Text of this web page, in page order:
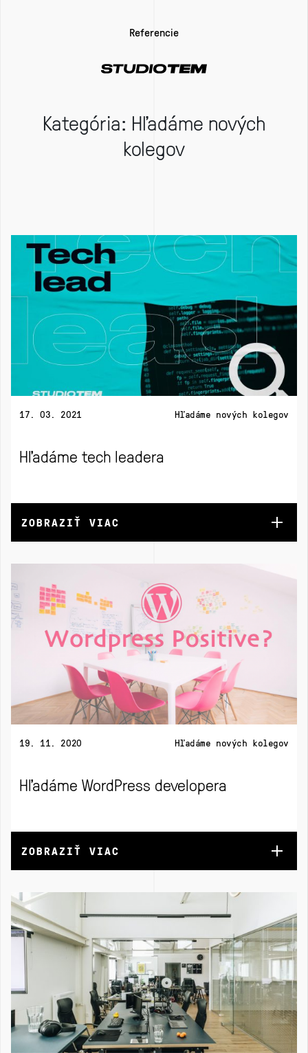
Referencie
Kategória: Hľadáme nových
kolegov
17. 03. 2021 Hľadáme nových kolegov
Hľadáme tech leadera
ZOBRAZIŤ VIAC
19. 11. 2020 Hľadáme nových kolegov
Hľadáme WordPress developera
ZOBRAZIŤ VIAC